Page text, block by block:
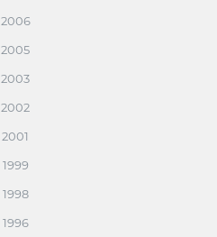
2006
2005
2003
2002
2001
1999
1998
1996